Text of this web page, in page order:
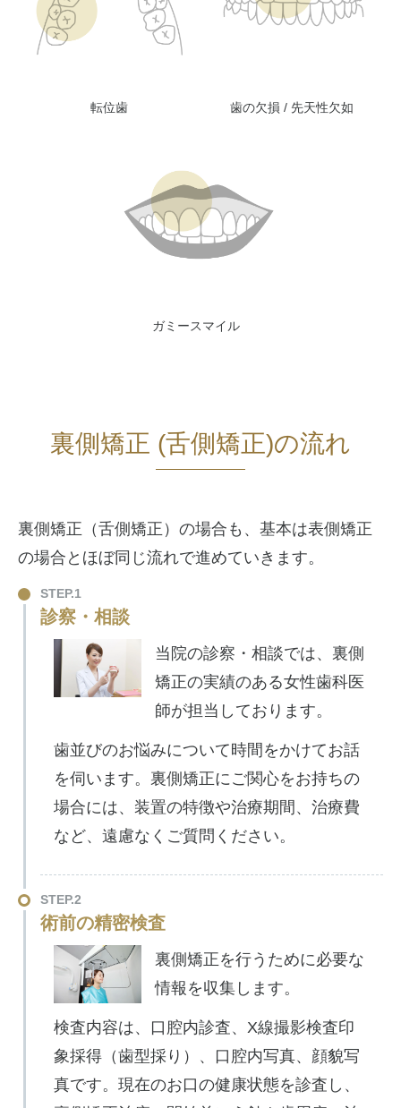
転位歯 歯の欠損 / 先天性欠如
ガミースマイル
裏側矯正 (舌側矯正)の流れ
裏側矯正（舌側矯正）の場合も、基本は表側矯正
の場合とほぼ同じ流れで進めていきます。
STEP.1
診察・相談
当院の診察・相談では、裏側
矯正の実績のある女性歯科医
師が担当しております。
歯並びのお悩みについて時間をかけてお話
を伺います。裏側矯正にご関心をお持ちの
場合には、装置の特徴や治療期間、治療費
など、遠慮なくご質問ください。
STEP.2
術前の精密検査
裏側矯正を行うために必要な
情報を収集します。
検査内容は、口腔内診査、X線撮影検査印
象採得（歯型採り）、口腔内写真、顔貌写
真です。現在のお口の健康状態を診査し、